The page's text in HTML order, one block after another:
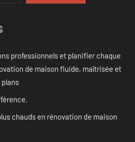
professionnels et planifier chaque
de maison fluide, maîtrisée et
chauds en rénovation de maison